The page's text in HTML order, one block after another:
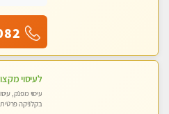
עיסוי מפנק,
בקלניקה